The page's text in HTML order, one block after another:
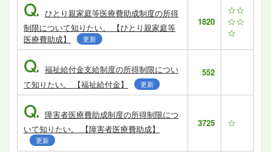
Q. ひとり親家庭等医療費助成制度の所得
制限について知りたい。 【ひとり親家庭等
医療費助成】
更新
1820
☆☆
☆☆
☆
Q. 福祉給付金支給制度の所得制限につい
て知りたい。 【福祉給付金】
更新
552
Q. 障害者医療費助成制度の所得制限につ
いて知りたい。 【障害者医療費助成】
更新
3725 ☆